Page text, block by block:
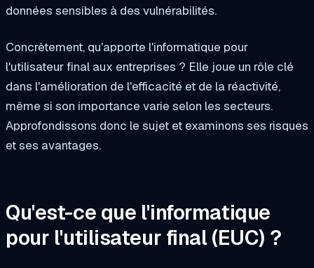
données sensibles à des vulnérabilités.
Concrètement, qu'apporte l'informatique pour
l'utilisateur final aux entreprises ? Elle joue un rôle clé
dans l'amélioration de l'efficacité et de la réactivité,
même si son importance varie selon les secteurs.
Approfondissons donc le sujet et examinons ses risques
et ses avantages.
Qu'est-ce que l'informatique
pour l'utilisateur final (EUC) ?